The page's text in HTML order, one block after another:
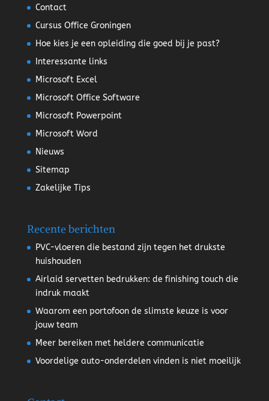
Contact
Cursus Office Groningen
Hoe kies je een opleiding die goed bij je past?
Interessante links
Microsoft Excel
Microsoft Office Software
Microsoft Powerpoint
Microsoft Word
Nieuws
Sitemap
Zakelijke Tips
Recente berichten
PVC-vloeren die bestand zijn tegen het drukste
huishouden
Airlaid servetten bedrukken: de finishing touch die
indruk maakt
Waarom een portofoon de slimste keuze is voor
jouw team
Meer bereiken met heldere communicatie
Voordelige auto-onderdelen vinden is niet moeilijk